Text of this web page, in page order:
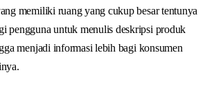
memiliki ruang yang cukup besar tentunya
pengguna untuk menulis deskripsi produk
menjadi informasi lebih bagi konsumen